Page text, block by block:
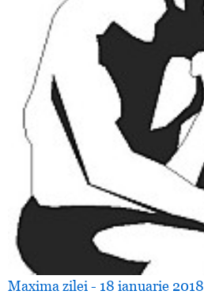
Maxima zilei - 18 ianuarie 2018